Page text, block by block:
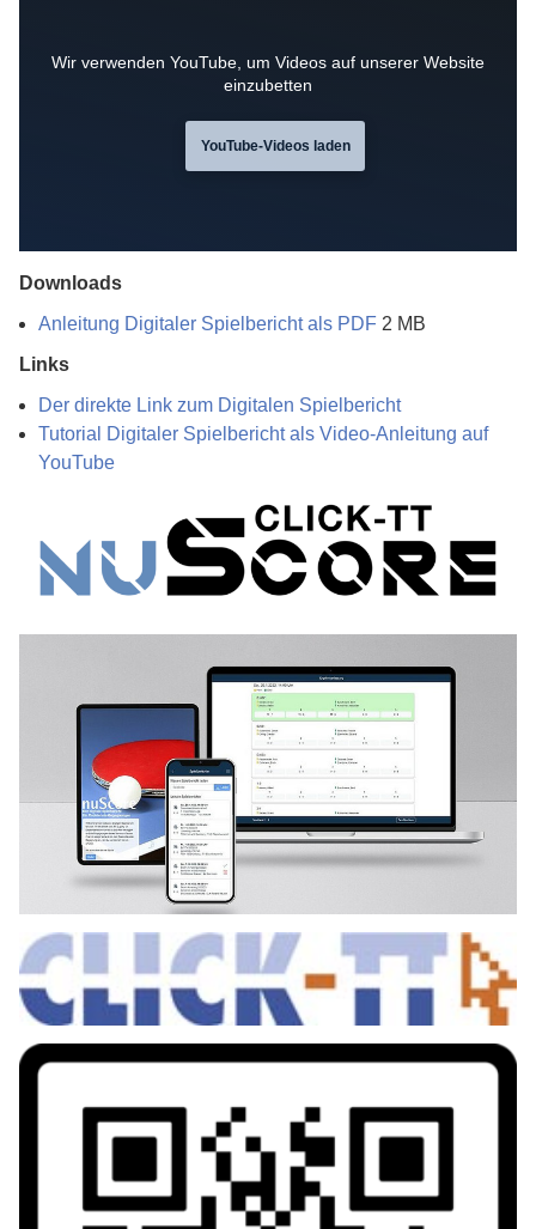
Wir verwenden YouTube, um Videos auf unserer Website
einzubetten
YouTube-Videos laden
Downloads
Anleitung Digitaler Spielbericht als PDF 2 MB
Links
Der direkte Link zum Digitalen Spielbericht
Tutorial Digitaler Spielbericht als Video-Anleitung auf
YouTube